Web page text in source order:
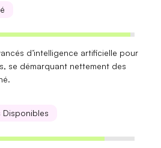
d’intelligence artificielle pour
se démarquant nettement des